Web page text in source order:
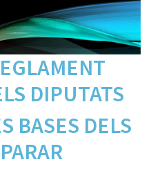
DIPUTATS
BASES DELS